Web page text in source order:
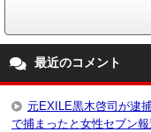
最近のコメント
元EXILE黒木啓司が逮
で捕まったと女性セブン